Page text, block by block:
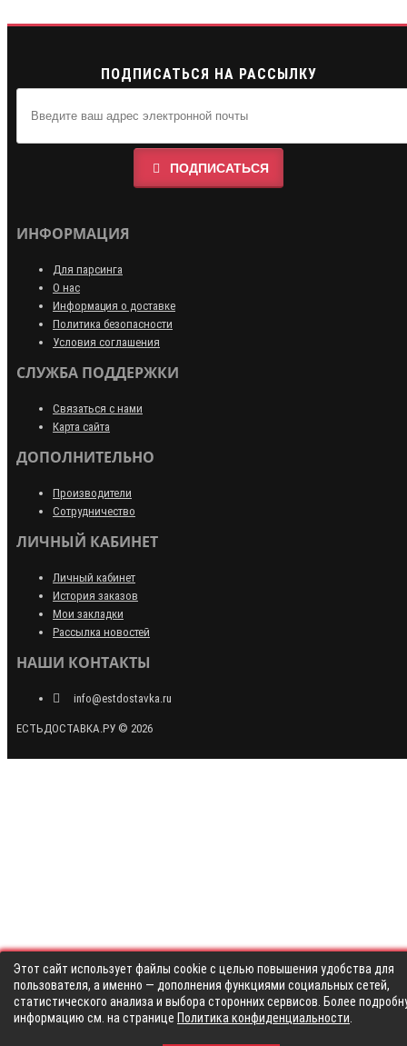
ПОДПИСАТЬСЯ НА РАССЫЛКУ
ПОДПИСАТЬСЯ
ИНФОРМАЦИЯ
Для парсинга
О нас
Информация о доставке
Политика безопасности
Условия соглашения
СЛУЖБА ПОДДЕРЖКИ
Связаться с нами
Карта сайта
ДОПОЛНИТЕЛЬНО
Производители
Сотрудничество
ЛИЧНЫЙ КАБИНЕТ
Личный кабинет
История заказов
Мои закладки
Рассылка новостей
НАШИ КОНТАКТЫ
info@estdostavka.ru
ЕСТЬДОСТАВКА.РУ © 2026
Этот сайт использует файлы cookie с целью повышения удобства для
пользователя, а именно — дополнения функциями социальных сетей,
статистического анализа и выбора сторонних сервисов. Более
информацию см. на странице Политика конфиденциальности